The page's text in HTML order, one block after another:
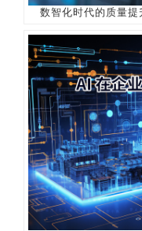
数智化时代的质量提